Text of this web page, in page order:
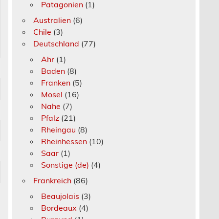
Patagonien (1)
Australien (6)
Chile (3)
Deutschland (77)
Ahr (1)
Baden (8)
Franken (5)
Mosel (16)
Nahe (7)
Pfalz (21)
Rheingau (8)
Rheinhessen (10)
Saar (1)
Sonstige (de) (4)
Frankreich (86)
Beaujolais (3)
Bordeaux (4)